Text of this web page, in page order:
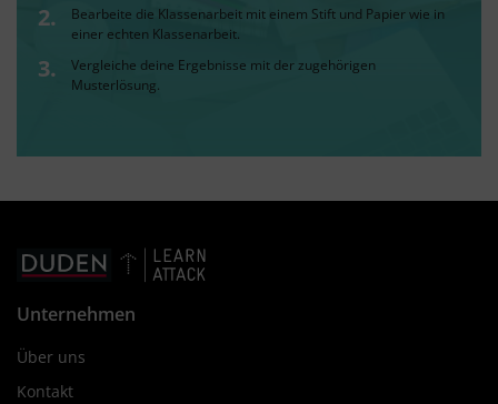
Bearbeite die Klassenarbeit mit einem Stift und Papier wie in
einer echten Klassenarbeit.
Vergleiche deine Ergebnisse mit der zugehörigen
Musterlösung.
Unternehmen
Über uns
Kontakt